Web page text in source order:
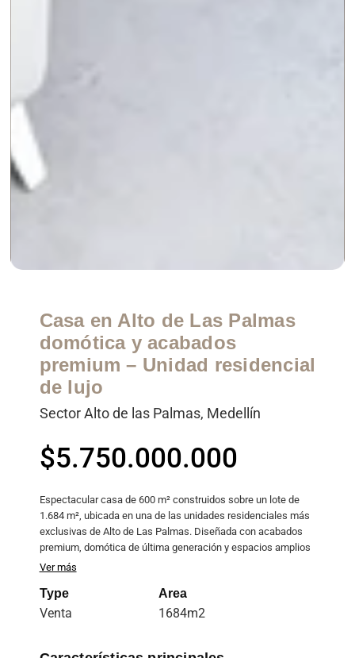
Casa en Alto de Las Palmas
domótica y acabados
premium – Unidad residencial
de lujo
Sector Alto de las Palmas, Medellín
Precio
$5.750.000.000
Espectacular casa de 600 m² construidos sobre un lote de
1.684 m², ubicada en una de las unidades residenciales más
exclusivas de Alto de Las Palmas. Diseñada con acabados
premium, domótica de última generación y espacios amplios
pensados para disfrutar el confort al máximo.
Características principales:
Lote de 1.684 m²
Ver más
Type
Venta
Area
1684m2